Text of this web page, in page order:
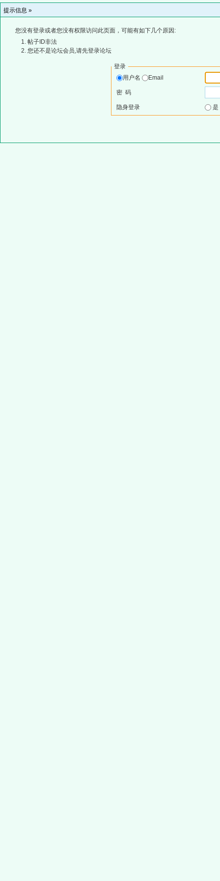
提示信息 »
您没有登录或者您没有权限访问此页面，可能有如下几个原因:
帖子ID非法
您还不是论坛会员,请先登录论坛
登录
用户名
Email
密 码
隐身登录